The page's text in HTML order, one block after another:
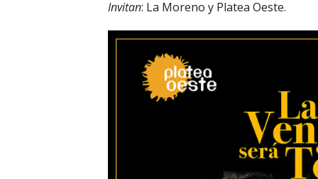
Invitan: La Moreno y Platea Oeste.